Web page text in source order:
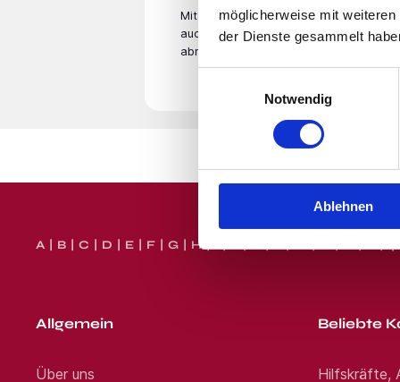
möglicherweise mit
der Dienste gesammelt
Notwendig
Ablehnen
Mit der Eingabe Deiner E-Mail­adresse
auch unsere Datenschutzerklärung. Du
abmelden.
A B C D E F G H
Allgemein
Über uns
Beliebte
Hilfskräfte,